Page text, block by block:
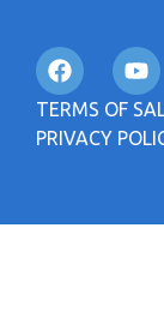
TERMS OF
PRIVACY